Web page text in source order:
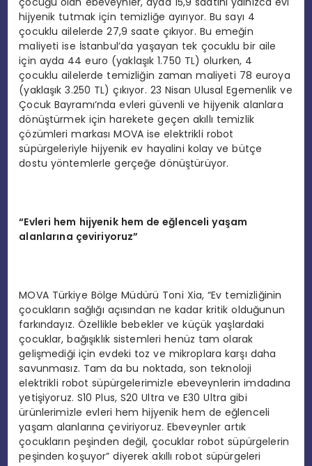
hijyenik tutmak için temizliğe ayırıyor. Bu sayı 4
çocuklu ailelerde 27,9 saate çıkıyor. Bu emeğin
maliyeti ise İstanbul’da yaşayan tek çocuklu bir aile
için ayda 44 euro (yaklaşık 1.750 TL) olurken, 4
çocuklu ailelerde temizliğin zaman maliyeti 78 euroya
(yaklaşık 3.250 TL) çıkıyor. 23 Nisan Ulusal Egemenlik ve
Çocuk Bayramı’nda evleri güvenli ve hijyenik alanlara
dönüştürmek için harekete geçen akıllı temizlik
çözümleri markası MOVA ise elektrikli robot
süpürgeleriyle hijyenik ev hayalini kolay ve bütçe
dostu yöntemlerle gerçeğe dönüştürüyor.
“Evleri hem hijyenik hem de eğlenceli yaşam
alanlarına çeviriyoruz”
MOVA Türkiye Bölge Müdürü Toni Xia, “Ev temizliğinin
çocukların sağlığı açısından ne kadar kritik olduğunun
farkındayız. Özellikle bebekler ve küçük yaşlardaki
çocuklar, bağışıklık sistemleri henüz tam olarak
gelişmediği için evdeki toz ve mikroplara karşı daha
savunmasız. Tam da bu noktada, son teknoloji
elektrikli robot süpürgelerimizle ebeveynlerin imdadına
yetişiyoruz. S10 Plus, S20 Ultra ve E30 Ultra gibi
ürünlerimizle evleri hem hijyenik hem de eğlenceli
yaşam alanlarına çeviriyoruz. Ebeveynler artık
çocukların peşinden değil, çocuklar robot süpürgelerin
peşinden koşuyor” diyerek akıllı robot süpürgeleri